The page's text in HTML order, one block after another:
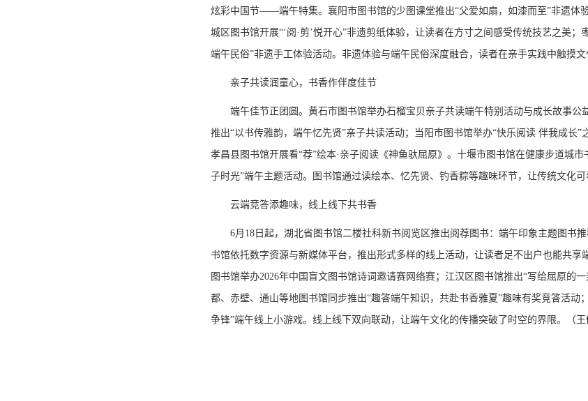
炫彩中国节——端午特集。襄阳市图书馆的少图课堂推出“父爱如扇，如漆而至”非遗体
城区图书馆开展“‘阅·剪’悦开心”非遗剪纸体验，让读者在方寸之间感受传统技艺之美；
端午民俗”非遗手工体验活动。非遗体验与端午民俗深度融合，读者在亲手实践中触摸文
亲子共读润童心，书香作伴度佳节
端午佳节正团圆。黄石市图书馆举办石榴宝贝亲子共读端午特别活动与成长故事公
推出“以书传雅韵，端午忆先贤”亲子共读活动；当阳市图书馆举办“快乐阅读 伴我成长”
孝昌县图书馆开展看“荐”绘本·亲子阅读《神鱼驮屈原》。十堰市图书馆在健康步道城
子时光”端午主题活动。图书馆通过读绘本、忆先贤、钓香粽等趣味环节，让传统文化可
云端竞答添趣味，线上线下共书香
6月18日起，湖北省图书馆二楼社科新书阅览区推出阅荐图书：端午印象主题图书
书馆依托数字资源与新媒体平台，推出形式多样的线上活动，让读者足不出户也能共享
图书馆举办2026年中国盲文图书馆诗词邀请赛网络赛；江汉区图书馆推出“写给屈原的
都、赤壁、通山等地图书馆同步推出“趣答端午知识，共赴书香雅夏”趣味有奖竞答活动
争锋”端午线上小游戏。线上线下双向联动，让端午文化的传播突破了时空的界限。 （